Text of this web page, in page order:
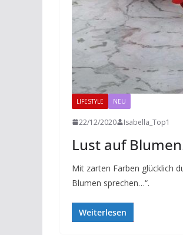
LIFESTYLE NEU
22/12/2020 Isabella_Top1
Lust auf
Mit zarten Farben glücklich
Blumen sprechen…“.
Weiterlesen